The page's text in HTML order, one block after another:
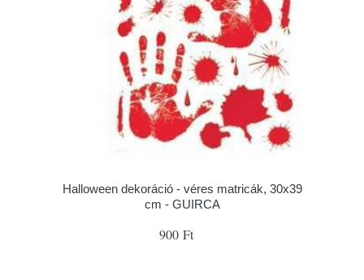
Halloween dekoráció - véres matricák, 30x39
cm - GUIRCA
900 Ft